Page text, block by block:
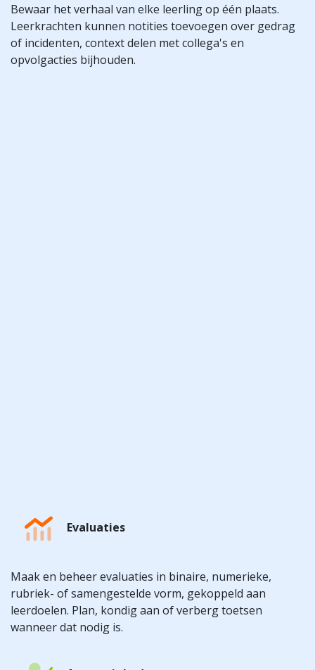
Bewaar het verhaal van elke leerling op één plaats.
Leerkrachten kunnen notities toevoegen over gedrag
of incidenten, context delen met collega's en
opvolgacties bijhouden.
Evaluaties
Maak en beheer evaluaties in binaire, numerieke,
rubriek- of samengestelde vorm, gekoppeld aan
leerdoelen. Plan, kondig aan of verberg toetsen
wanneer dat nodig is.